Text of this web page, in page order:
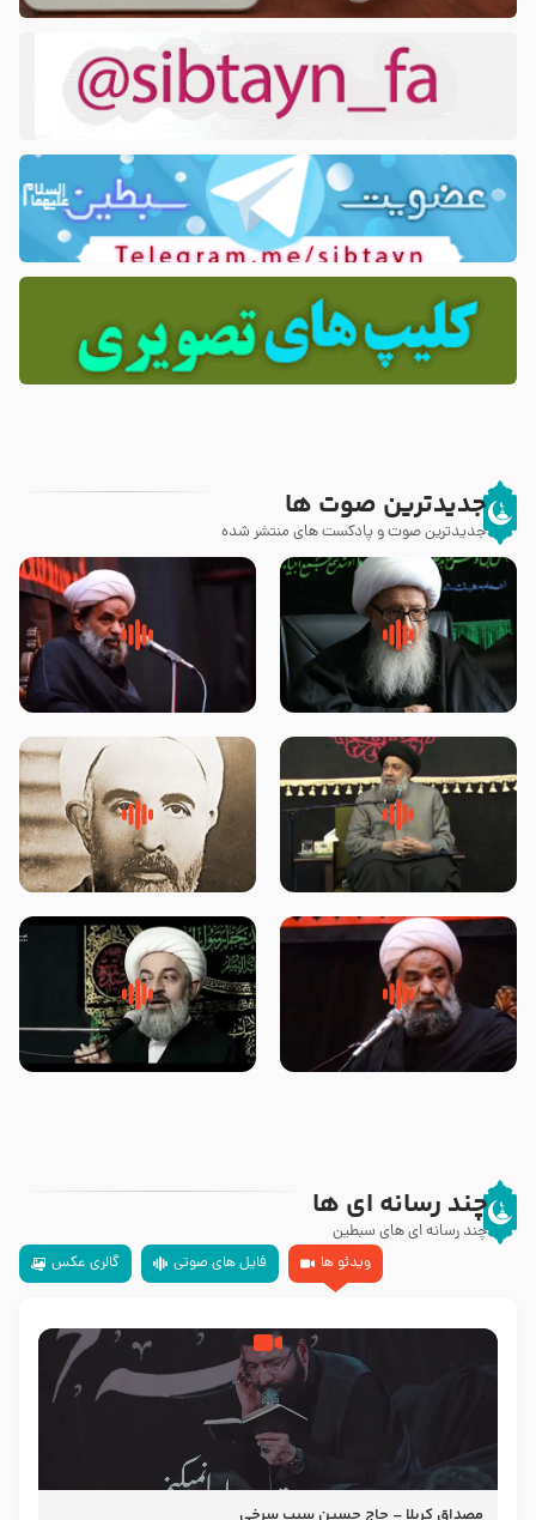
جدیدترین صوت ها
جدیدترین صوت و پادکست های منتشر شده
زوّار اربعین امام حسین (علیه
السلام) با این اشتیاق به زیارت
روضه جانسوز پاره های جگر امام
حسن مجتبی علیه السلام-حجت
لقب حضرت رقیه سلام الله علیها به
چه معناست – حجت الاسلام علوی
روضه‌ی مجلس یزید ملعون و
اسارت اهل‌بیت علیهم‌السلام –
محدث زاده
سلام جوانی که امام حسین علیه
السلام خودش جوابش را دادند
زیارتی که اسباب رزق زیاد و عمر
طولانی است حجت السلام حسین
چند رسانه ای ها
چند رسانه ای های سبطین
ویدئو ها
فایل های صوتی گالری عکس
مصداق کربلا – حاج حسین سیب سرخی